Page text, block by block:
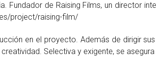
Fundador de Raising Films, un director
project/raising-film/
en el proyecto. Además de dirigir
Selectiva y exigente, se